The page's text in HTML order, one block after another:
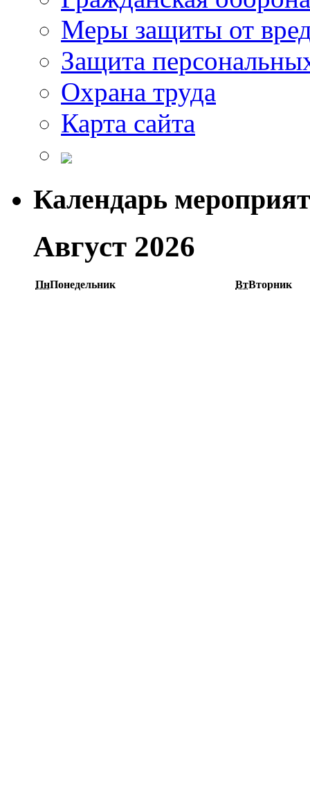
Меры защиты от
Защита
Охрана труда
Карта сайта
Календарь
Август 2026
ПнПонедельник ВтВторник